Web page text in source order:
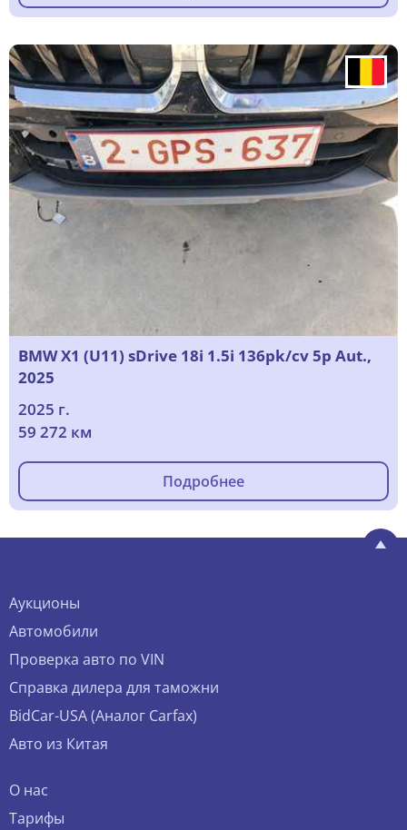
BMW X1 (U11) sDrive 18i 1.5i 136pk/cv 5p Aut.,
2025
2025 г.
59 272 км
Подробнее
Аукционы
Автомобили
Проверка авто по VIN
Справка дилера для таможни
BidCar-USA (Аналог Carfax)
Авто из Китая
О нас
Тарифы